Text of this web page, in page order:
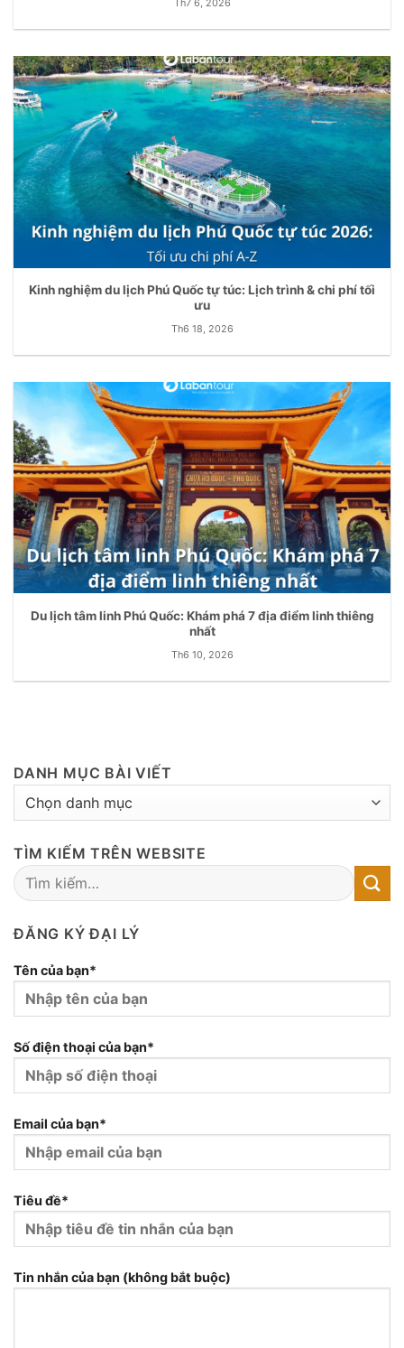
Th7 6, 2026
Kinh nghiệm du lịch Phú Quốc tự túc: Lịch trình & chi phí tối
ưu
Th6 18, 2026
Du lịch tâm linh Phú Quốc: Khám phá 7 địa điểm linh thiêng
nhất
Th6 10, 2026
DANH MỤC BÀI VIẾT
DANH
VIẾT
TÌM KIẾM TRÊN WEBSITE
ĐĂNG KÝ ĐẠI LÝ
Tên của bạn*
Số điện thoại của bạn*
Email của bạn*
Tiêu đề*
Tin nhắn của bạn (không bắt buộc)